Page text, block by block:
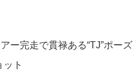
ー完走で貫禄ある“TJ”ポーズ
ット